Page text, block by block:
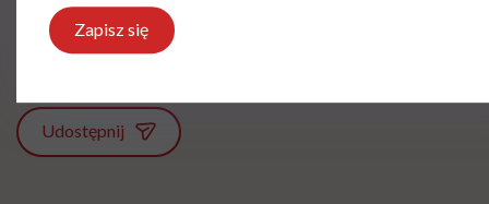
oraz zdrowym stylem życia.
Zobacz profil
Udostępnij
Zapisz się